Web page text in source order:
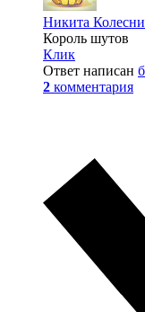
Никита
Король шутов
Клик
Ответ написан
2 комментария